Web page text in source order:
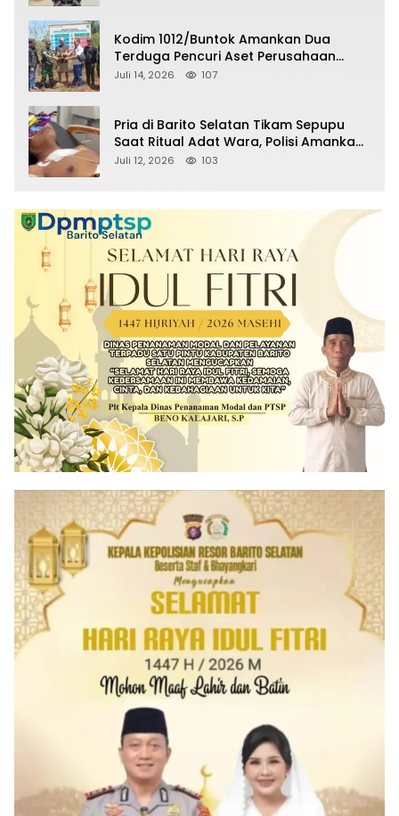
Kodim 1012/Buntok Amankan Dua
Terduga Pencuri Aset Perusahaan
Sitaan Satgas PKH, Satu Paket Diduga
Juli 14, 2026 107
Pria di Barito Selatan Tikam Sepupu
Saat Ritual Adat Wara, Polisi Amankan
Pelaku
Juli 12, 2026 103